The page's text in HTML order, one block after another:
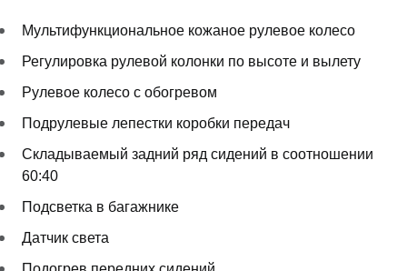
Мультифункциональное кожаное рулевое колесо
Регулировка рулевой колонки по высоте и вылету
Рулевое колесо с обогревом
Подрулевые лепестки коробки передач
Складываемый задний ряд сидений в соотношении
60:40
Подсветка в багажнике
Датчик света